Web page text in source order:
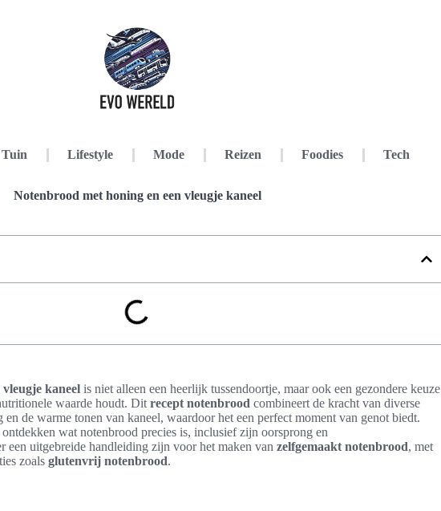
Tuin Lifestyle Mode Reizen Foodies Tech
Notenbrood met honing en een vleugje kaneel
kaneel is niet alleen een heerlijk tussendoortje, maar ook een gezondere keuze
waarde houdt. Dit recept notenbrood combineert de kracht van diverse
de warme tonen van kaneel, waardoor het een perfect moment van genot biedt.
wat notenbrood precies is, inclusief zijn oorsprong en
een uitgebreide handleiding zijn voor het maken van zelfgemaakt notenbrood, met
zoals glutenvrij notenbrood.